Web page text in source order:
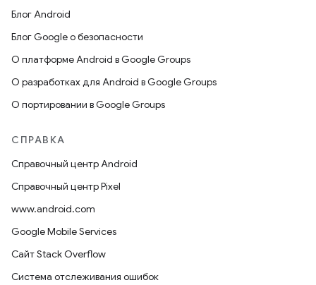
Блог Android
Блог Google о безопасности
О платформе Android в Google Groups
О разработках для Android в Google Groups
О портировании в Google Groups
СПРАВКА
Справочный центр Android
Справочный центр Pixel
www.android.com
Google Mobile Services
Сайт Stack Overflow
Система отслеживания ошибок